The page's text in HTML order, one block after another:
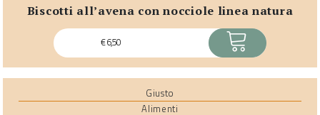
biscotti all’avena con nocciole linea natura
€6,50 ACQUISTA
Giusto
Alimenti